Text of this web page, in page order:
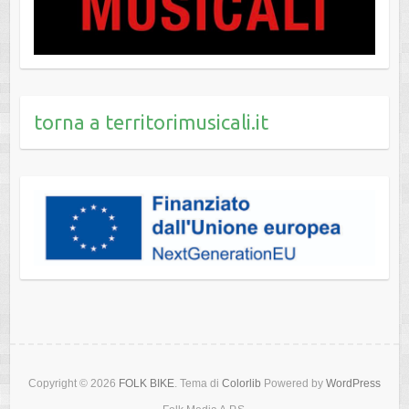
torna a territorimusicali.it
Copyright © 2026 FOLK BIKE. Tema di Colorlib Powered by WordPress